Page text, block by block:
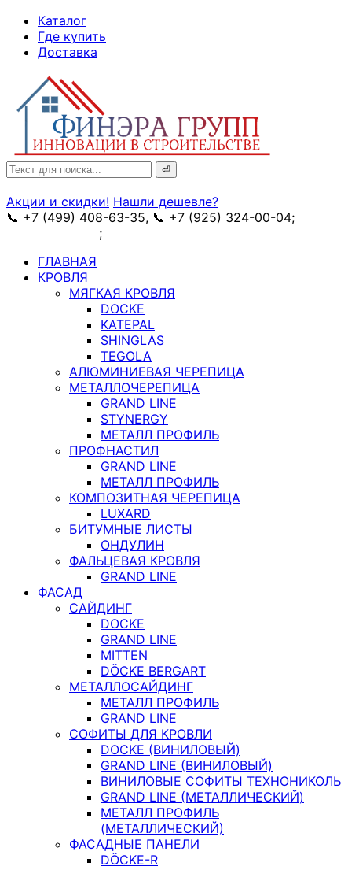
Skip
Content
Каталог
Где купить
Доставка
Search
for:
Акции и скидки! Нашли дешевле?
📞 +7 (499) 408-63-35, 📞 +7 (925) 324-00-04;
;
ГЛАВНАЯ
КРОВЛЯ
МЯГКАЯ КРОВЛЯ
DOCKE
KATEPAL
SHINGLAS
TEGOLA
АЛЮМИНИЕВАЯ ЧЕРЕПИЦА
МЕТАЛЛОЧЕРЕПИЦА
GRAND LINE
STYNERGY
МЕТАЛЛ ПРОФИЛЬ
ПРОФНАСТИЛ
GRAND LINE
МЕТАЛЛ ПРОФИЛЬ
КОМПОЗИТНАЯ ЧЕРЕПИЦА
LUXARD
БИТУМНЫЕ ЛИСТЫ
ОНДУЛИН
ФАЛЬЦЕВАЯ КРОВЛЯ
GRAND LINE
ФАСАД
САЙДИНГ
DOCKE
GRAND LINE
MITTEN
DÖCKE BERGART
МЕТАЛЛОСАЙДИНГ
МЕТАЛЛ ПРОФИЛЬ
GRAND LINE
СОФИТЫ ДЛЯ КРОВЛИ
DOCKE (ВИНИЛОВЫЙ)
GRAND LINE (ВИНИЛОВЫЙ)
ВИНИЛОВЫЕ СОФИТЫ ТЕХНОНИКОЛЬ
GRAND LINE (МЕТАЛЛИЧЕСКИЙ)
МЕТАЛЛ ПРОФИЛЬ
(МЕТАЛЛИЧЕСКИЙ)
ФАСАДНЫЕ ПАНЕЛИ
DÖCKE-R